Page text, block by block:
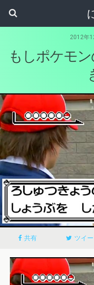
2012年
もしポケモ
共有 ツイー